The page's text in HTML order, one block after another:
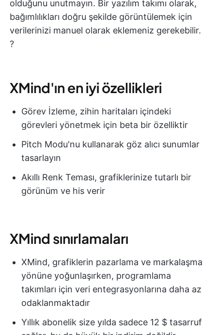
olduğunu unutmayın. Bir yazılım takımı olarak,
bağımlılıkları doğru şekilde görüntülemek için
verilerinizi manuel olarak eklemeniz gerekebilir.
?
XMind'ın en iyi özellikleri
Görev İzleme, zihin haritaları içindeki
görevleri yönetmek için beta bir özelliktir
Pitch Modu'nu kullanarak göz alıcı sunumlar
tasarlayın
Akıllı Renk Teması, grafiklerinize tutarlı bir
görünüm ve his verir
XMind sınırlamaları
XMind, grafiklerin pazarlama ve markalaşma
yönüne yoğunlaşırken, programlama
takımları için veri entegrasyonlarına daha az
odaklanmaktadır
Yıllık abonelik size yılda sadece 12 $ tasarruf